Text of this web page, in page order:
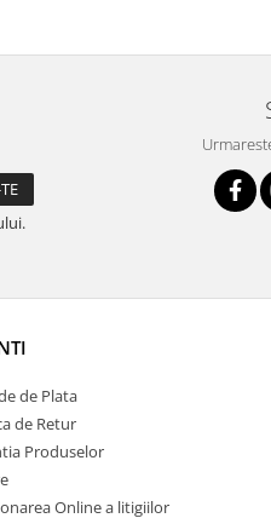
de Plata
de Retur
Produselor
Online a litigiilor